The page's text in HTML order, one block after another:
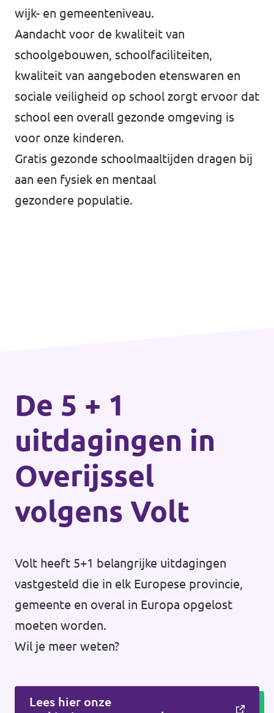
wijk- en gemeenteniveau.
Aandacht voor de kwaliteit van
schoolgebouwen, schoolfaciliteiten,
kwaliteit van aangeboden etenswaren en
sociale veiligheid op school zorgt ervoor dat
school een overall gezonde omgeving is
voor onze kinderen.
Gratis gezonde schoolmaaltijden dragen bij
aan een fysiek en mentaal
gezondere populatie.
De 5 + 1
uitdagingen in
Overijssel
volgens Volt
Volt heeft 5+1 belangrijke uitdagingen
vastgesteld die in elk Europese provincie,
gemeente en overal in Europa opgelost
moeten worden.
Wil je meer weten?
Lees hier onze